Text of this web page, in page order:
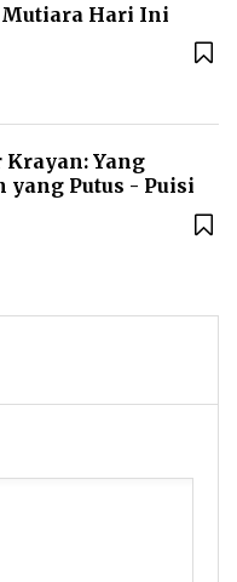
Mutiara Hari Ini
Yang
yang Putus - Puisi